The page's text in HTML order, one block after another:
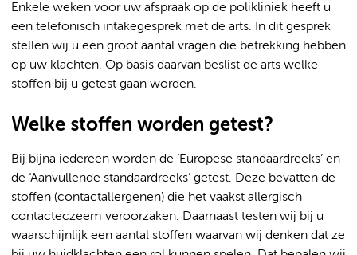
Enkele weken voor uw afspraak op de polikliniek heeft u
een telefonisch intakegesprek met de arts. In dit gesprek
stellen wij u een groot aantal vragen die betrekking hebben
op uw klachten. Op basis daarvan beslist de arts welke
stoffen bij u getest gaan worden.
Welke stoffen worden getest?
Bij bijna iedereen worden de ‘Europese standaardreeks’ en
de ‘Aanvullende standaardreeks’ getest. Deze bevatten de
stoffen (contactallergenen) die het vaakst allergisch
contacteczeem veroorzaken. Daarnaast testen wij bij u
waarschijnlijk een aantal stoffen waarvan wij denken dat ze